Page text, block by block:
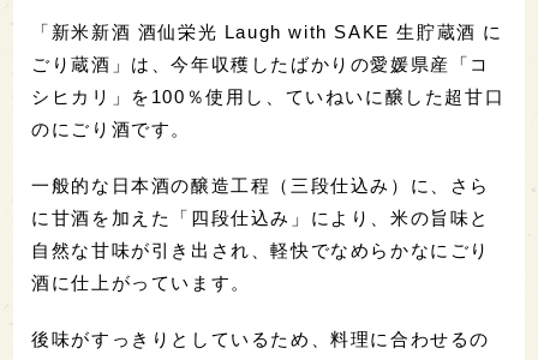
「新米新酒 酒仙栄光 Laugh with SAKE 生貯蔵酒 に
ごり蔵酒」は、今年収穫したばかりの愛媛県産「コ
シヒカリ」を100％使用し、ていねいに醸した超甘口
のにごり酒です。
一般的な日本酒の醸造工程（三段仕込み）に、さら
に甘酒を加えた「四段仕込み」により、米の旨味と
自然な甘味が引き出され、軽快でなめらかなにごり
酒に仕上がっています。
後味がすっきりとしているため、料理に合わせるの